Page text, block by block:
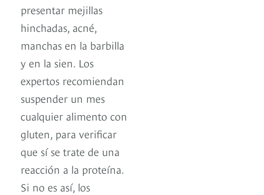
presentar mejillas
hinchadas, acné,
manchas en la barbilla
y en la sien. Los
expertos recomiendan
suspender un mes
cualquier alimento con
gluten, para verificar
que sí se trate de una
reacción a la proteína.
Si no es así, los